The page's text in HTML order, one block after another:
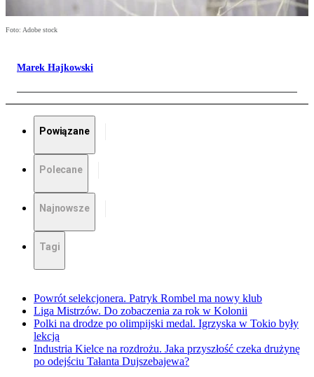
Foto: Adobe stock
Marek Hajkowski
Powiązane
Polecane
Najnowsze
Tagi
Powrót selekcjonera. Patryk Rombel ma nowy klub
Liga Mistrzów. Do zobaczenia za rok w Kolonii
Polki na drodze po olimpijski medal. Igrzyska w Tokio były
lekcją
Industria Kielce na rozdrożu. Jaka przyszłość czeka drużynę
po odejściu Tałanta Dujszebajewa?